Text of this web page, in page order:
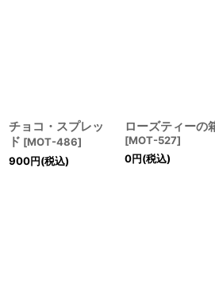
チョコ・スプレッ
ド [MOT-486]
900円(税込)
ローズティーの
[MOT-527]
0円(税込)